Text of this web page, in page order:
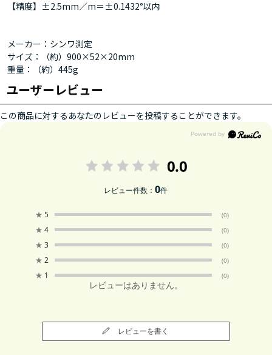
【精度】±2.5mm／m＝±0.1432°以内
メーカー：シンワ測定
サイズ：（約）900×52×20mm
重量：（約）445g
ユーザーレビュー
この商品に対するあなたのレビューを投稿することができます。
0.0
レビュー件数：0件
★ 5 (0)
★ 4 (0)
★ 3 (0)
★ 2 (0)
★ 1 (0)
レビューはありません。
レビューを書く